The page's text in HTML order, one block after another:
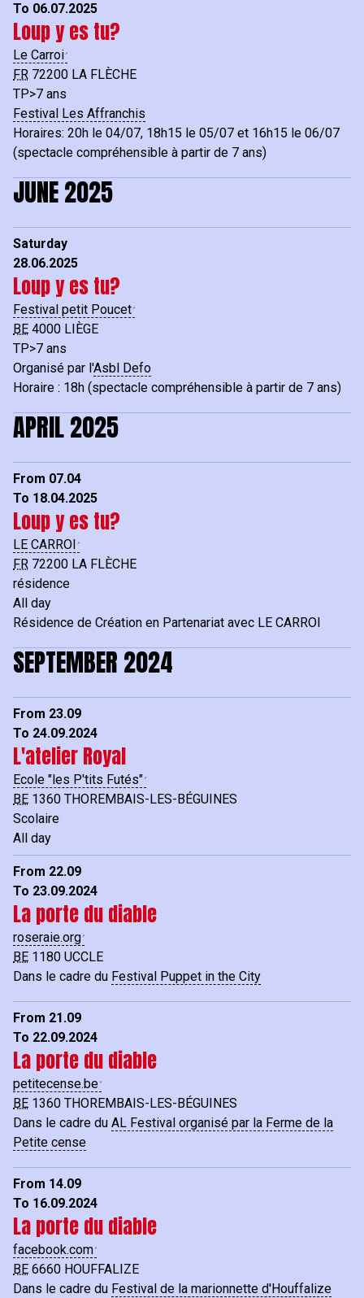
To 06.07.2025
Loup y es tu?
Le Carroi
FR 72200 LA FLÈCHE
TP>7 ans
Festival Les Affranchis
Horaires: 20h le 04/07, 18h15 le 05/07 et 16h15 le 06/07
(spectacle compréhensible à partir de 7 ans)
JUNE 2025
Saturday
28.06.2025
Loup y es tu?
Festival petit Poucet
BE 4000 LIÈGE
TP>7 ans
Organisé par l'Asbl Defo
Horaire : 18h (spectacle compréhensible à partir de 7 ans)
APRIL 2025
From 07.04
To 18.04.2025
Loup y es tu?
LE CARROI
FR 72200 LA FLÈCHE
résidence
All day
Résidence de Création en Partenariat avec LE CARROI
SEPTEMBER 2024
From 23.09
To 24.09.2024
L'atelier Royal
Ecole "les P'tits Futés"
BE 1360 THOREMBAIS-LES-BÉGUINES
Scolaire
All day
From 22.09
To 23.09.2024
La porte du diable
roseraie.org
BE 1180 UCCLE
Dans le cadre du Festival Puppet in the City
From 21.09
To 22.09.2024
La porte du diable
petitecense.be
BE 1360 THOREMBAIS-LES-BÉGUINES
Dans le cadre du AL Festival organisé par la Ferme de la
Petite cense
From 14.09
To 16.09.2024
La porte du diable
facebook.com
BE 6660 HOUFFALIZE
Dans le cadre du Festival de la marionnette d'Houffalize